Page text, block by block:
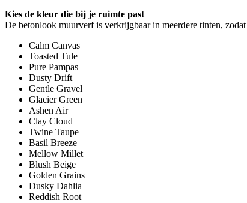
Kies de kleur die bij je ruimte past
De betonlook muurverf is verkrijgbaar in meerdere tinten,
Calm Canvas
Toasted Tule
Pure Pampas
Dusty Drift
Gentle Gravel
Glacier Green
Ashen Air
Clay Cloud
Twine Taupe
Basil Breeze
Mellow Millet
Blush Beige
Golden Grains
Dusky Dahlia
Reddish Root